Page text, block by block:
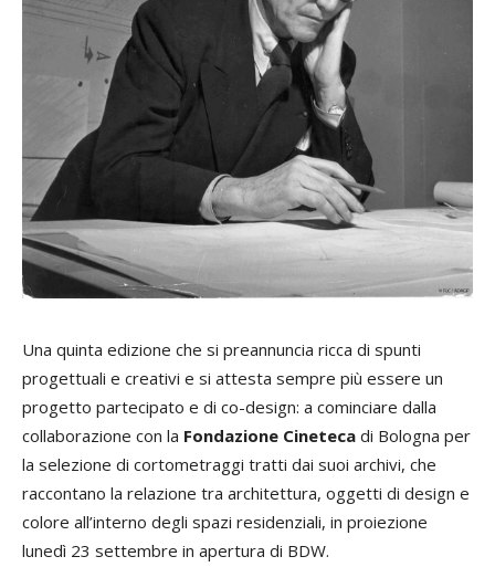
Una quinta edizione che si preannuncia ricca di spunti
progettuali e creativi e si attesta sempre più essere un
progetto partecipato e di co-design: a cominciare dalla
collaborazione con la Fondazione Cineteca di Bologna per
la selezione di cortometraggi tratti dai suoi archivi, che
raccontano la relazione tra architettura, oggetti di design e
colore all’interno degli spazi residenziali, in proiezione
lunedì 23 settembre in apertura di BDW.